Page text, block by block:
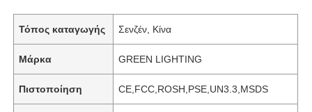
Τόπος καταγωγής Σενζέν, Κίνα
Μάρκα GREEN LIGHTING
Πιστοποίηση CE,FCC,ROSH,PSE,UN3.3,MSDS